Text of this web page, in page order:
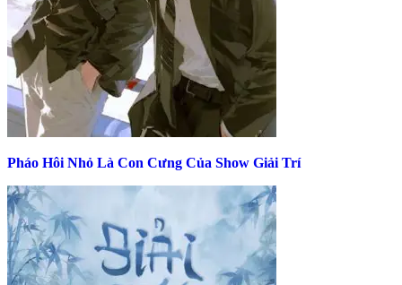
Pháo Hôi Nhỏ Là Con Cưng Của Show Giải Trí